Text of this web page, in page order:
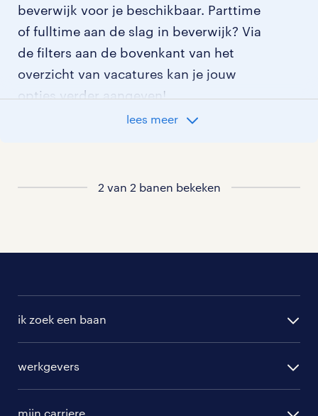
beverwijk voor je beschikbaar. Parttime
of fulltime aan de slag in beverwijk? Via
de filters aan de bovenkant van het
overzicht van vacatures kan je jouw
opties verder aangeven!
al onze sales vacatures.
lees meer
2 van 2 banen bekeken
ik zoek een baan
randstad professional
werkgevers
mijn carriere